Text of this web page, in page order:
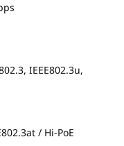
IEEE802.3u,
/ Hi-PoE